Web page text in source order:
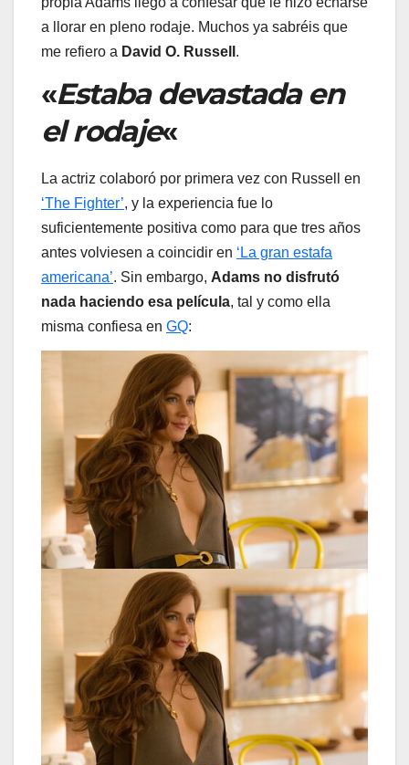
a llorar en pleno rodaje. Muchos ya sabréis que
me refiero a David O. Russell .
«Estaba devastada en
el rodaje«
La actriz colaboró por primera vez con Russell en
‘The Fighter’, y la experiencia fue lo
suficientemente positiva como para que tres años
antes volviesen a coincidir en ‘La gran estafa
americana’. Sin embargo, Adams no disfrutó
nada haciendo esa película, tal y como ella
misma confiesa en GQ: